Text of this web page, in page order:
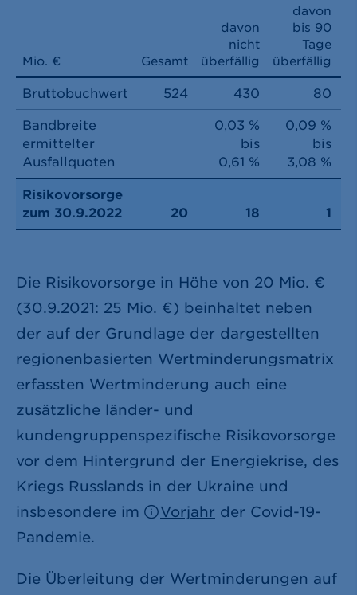
Mio. € Gesamt
davon
nicht
überfällig
davon
bis 90
Tage
überfällig
Bruttobuchwert 524 430 80
Bandbreite
ermittelter
Ausfallquoten
0,03 %
bis
0,61 %
0,09 %
bis
3,08 %
Risikovorsorge
zum 30.9.2022
20 18 1
Die Risikovorsorge in Höhe von 20 Mio. €
(30.9.2021: 25 Mio. €) beinhaltet neben
der auf der Grundlage der dargestellten
regionenbasierten Wertminderungsmatrix
erfassten Wertminderung auch eine
zusätzliche länder- und
kundengruppenspezifische Risikovorsorge
vor dem Hintergrund der Energiekrise, des
Kriegs Russlands in der Ukraine und
insbesondere im
Vorjahr der Covid-19-
Pandemie.
Die Überleitung der Wertminderungen auf